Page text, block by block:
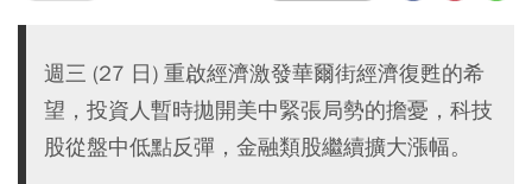
週三 (27 日) 重啟經濟激發華爾街經濟復甦的希
望，投資人暫時拋開美中緊張局勢的擔憂，科技
股從盤中低點反彈，金融類股繼續擴大漲幅。